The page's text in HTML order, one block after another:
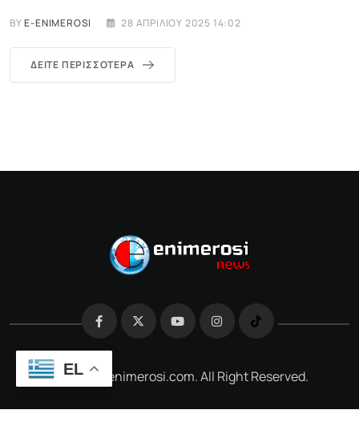
BYE-ENIMEROSI 28 ΑΠΡΙΛΊΟΥ 2025 14:02
ΔΕΊΤΕ ΠΕΡΙΣΣΌΤΕΡΑ
@2026 e-enimerosi.com. All Right Reserved.
EL